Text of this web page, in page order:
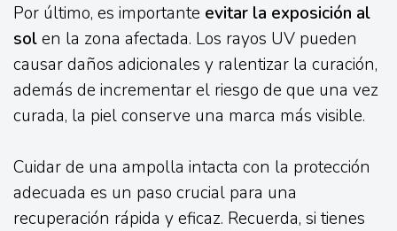
Por último, es importante evitar la exposición al
solen la zona afectada. Los rayos UV pueden
causar daños adicionales y ralentizar la curación,
además de incrementar el riesgo de que una vez
curada, la piel conserve una marca más visible.
Cuidar de una ampolla intacta con la protección
adecuada es un paso crucial para una
recuperación rápida y eficaz. Recuerda, si tienes